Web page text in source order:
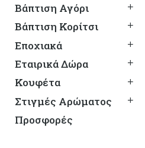
Βάπτιση Αγόρι
Βάπτιση Κορίτσι
Εποχιακά
Εταιρικά Δώρα
Κουφέτα
Στιγμές Αρώματος
Προσφορές